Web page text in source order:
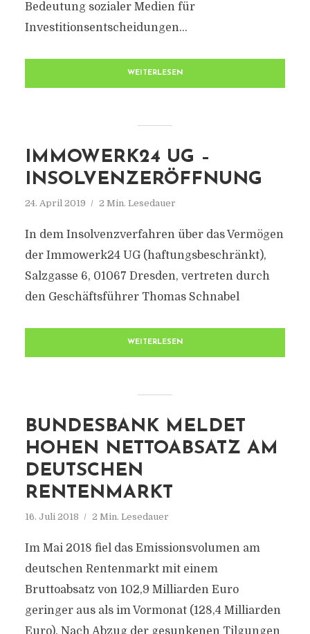
Bedeutung sozialer Medien für
Investitionsentscheidungen...
WEITERLESEN
IMMOWERK24 UG –
INSOLVENZERÖFFNUNG
24. April 2019 2 Min. Lesedauer
In dem Insolvenzverfahren über das Vermögen
der Immowerk24 UG (haftungsbeschränkt),
Salzgasse 6, 01067 Dresden, vertreten durch
den Geschäftsführer Thomas Schnabel
WEITERLESEN
BUNDESBANK MELDET
HOHEN NETTOABSATZ AM
DEUTSCHEN
RENTENMARKT
16. Juli 2018 2 Min. Lesedauer
Im Mai 2018 fiel das Emissionsvolumen am
deutschen Rentenmarkt mit einem
Bruttoabsatz von 102,9 Milliarden Euro
geringer aus als im Vormonat (128,4 Milliarden
Euro). Nach Abzug der gesunkenen Tilgungen